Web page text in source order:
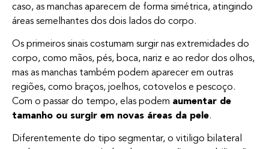
caso, as manchas aparecem de forma simétrica, atingindo
áreas semelhantes dos dois lados do corpo.
Os primeiros sinais costumam surgir nas extremidades do
corpo, como mãos, pés, boca, nariz e ao redor dos olhos,
mas as manchas também podem aparecer em outras
regiões, como braços, joelhos, cotovelos e pescoço.
Com o passar do tempo, elas podem aumentar de
tamanho ou surgir em novas áreas da pele.
Diferentemente do tipo segmentar, o vitiligo bilateral